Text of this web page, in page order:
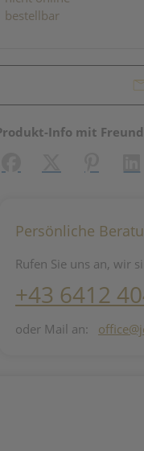
bestellbar
Info mit
Persönliche
Rufen Sie uns an, wir
+43 6412
oder Mail an: